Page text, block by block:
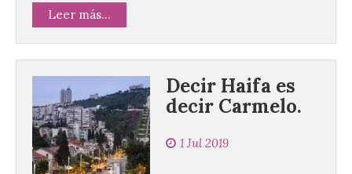
Leer más...
Decir Haifa es
decir Carmelo.
1 Jul 2019